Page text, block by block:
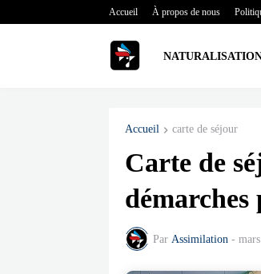
Accueil À propos de nous
Accueil carte de séjour
Carte de
démarches
Par Assimilation -